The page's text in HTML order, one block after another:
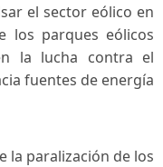
el sector⁢ eólico en
los‌ parques eólicos
la lucha contra el
fuentes​ de energía